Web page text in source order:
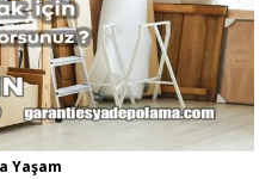
Yaşam